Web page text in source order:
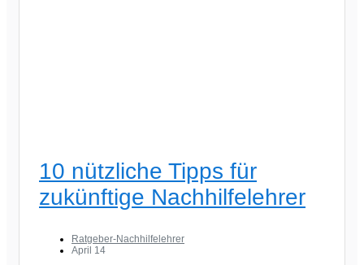
10 nützliche Tipps für
zukünftige Nachhilfelehrer
Ratgeber-Nachhilfelehrer
April 14